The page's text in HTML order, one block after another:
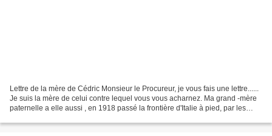
Lettre de la mère de Cédric Monsieur le Procureur, je vous fais une lettre......
Je suis la mère de celui contre lequel vous vous acharnez. Ma grand -mère
paternelle a elle aussi , en 1918 passé la frontière d'Italie à pied, par les